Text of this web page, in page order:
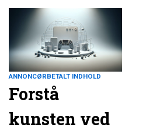
ANNONCØRBETALT INDHOLD
Forstå
kunsten ved